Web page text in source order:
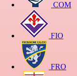
COM
FIO
FRO